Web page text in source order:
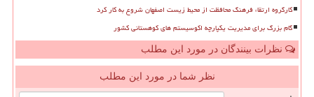
کارگروه ارتقاء فرهنگ محافظت از محیط زیست اصفهان شروع به کار کرد
گام بزرگ برای مدیریت یکپارچه اکوسیستم های کوهستانی کشور
نظرات بینندگان در مورد این مطلب
نظر شما در مورد این مطلب